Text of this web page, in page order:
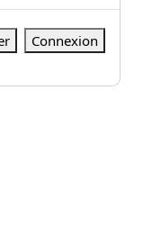
Connexion